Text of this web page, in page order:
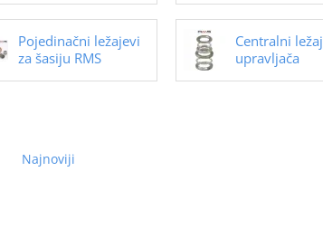
Pojedinačni ležajevi
za šasiju RMS
Centralni ležaj
upravljača
Najnoviji